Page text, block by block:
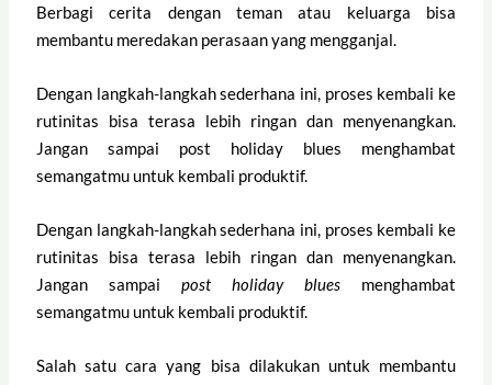
Berbagi cerita dengan teman atau keluarga bisa
membantu meredakan perasaan yang mengganjal.
Dengan langkah-langkah sederhana ini, proses kembali ke
rutinitas bisa terasa lebih ringan dan menyenangkan.
Jangan sampai post holiday blues menghambat
semangatmu untuk kembali produktif.
Dengan langkah-langkah sederhana ini, proses kembali ke
rutinitas bisa terasa lebih ringan dan menyenangkan.
Jangan sampaipost holiday bluesmenghambat
semangatmu untuk kembali produktif.
Salah satu cara yang bisa dilakukan untuk membantu